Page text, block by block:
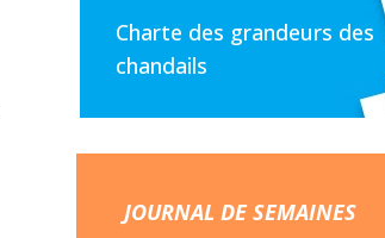
Charte des grandeurs des
chandails
JOURNAL DE SEMAINES